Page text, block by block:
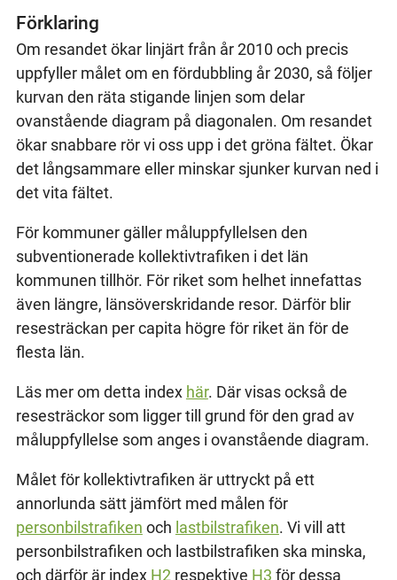
Förklaring
Om resandet ökar linjärt från år 2010 och precis
uppfyller målet om en fördubbling år 2030, så följer
kurvan den räta stigande linjen som delar
ovanstående diagram på diagonalen. Om resandet
ökar snabbare rör vi oss upp i det gröna fältet. Ökar
det långsammare eller minskar sjunker kurvan ned i
det vita fältet.
För kommuner gäller måluppfyllelsen den
subventionerade kollektivtrafiken i det län
kommunen tillhör. För riket som helhet innefattas
även längre, länsöverskridande resor. Därför blir
resesträckan per capita högre för riket än för de
flesta län.
Läs mer om detta index här. Där visas också de
resesträckor som ligger till grund för den grad av
måluppfyllelse som anges i ovanstående diagram.
Målet för kollektivtrafiken är uttryckt på ett
annorlunda sätt jämfört med målen för
personbilstrafiken och lastbilstrafiken. Vi vill att
personbilstrafiken och lastbilstrafiken ska minska,
och därför är index H2respektive H3 för dessa